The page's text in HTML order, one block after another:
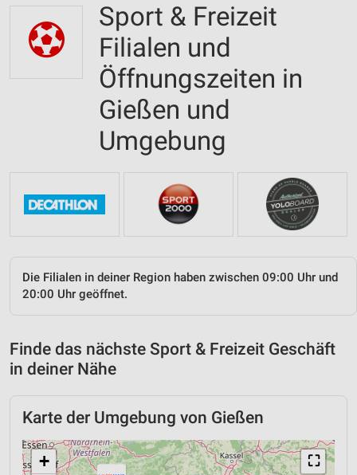
Sport & Freizeit
Filialen und
Öffnungszeiten in
Gießen und
Umgebung
Die Filialen in deiner Region haben zwischen 09:00 Uhr und
20:00 Uhr geöffnet.
Finde das nächste Sport & Freizeit Geschäft
in deiner Nähe
Karte der Umgebung von Gießen
⛶
+